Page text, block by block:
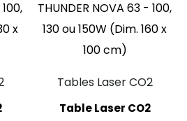
Tables Laser CO2
Table Laser CO2